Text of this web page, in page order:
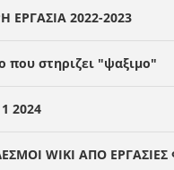
ΕΡΓΑΣΙΑ 2022-2023
που στηριζει "ψαξιμο"
2024
WIKI ΑΠΟ